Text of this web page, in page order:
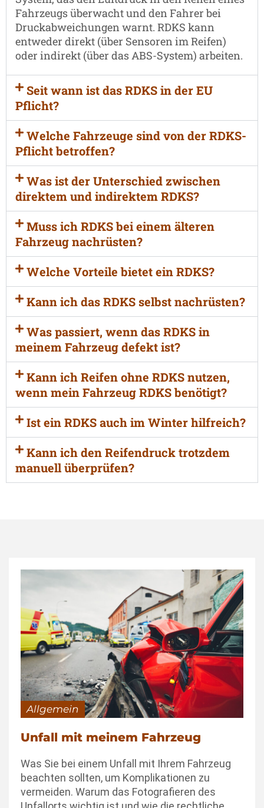
Fahrzeugs überwacht und den Fahrer bei
Druckabweichungen warnt. RDKS kann
entweder direkt (über Sensoren im Reifen)
oder indirekt (über das ABS-System) arbeiten.
Seit wann ist das RDKS in der EU
Pflicht?
Welche Fahrzeuge sind von der RDKS-
Pflicht betroffen?
Was ist der Unterschied zwischen
direktem und indirektem RDKS?
Muss ich RDKS bei einem älteren
Fahrzeug nachrüsten?
Welche Vorteile bietet ein RDKS?
Kann ich das RDKS selbst nachrüsten?
Was passiert, wenn das RDKS in
meinem Fahrzeug defekt ist?
Kann ich Reifen ohne RDKS nutzen,
wenn mein Fahrzeug RDKS benötigt?
Ist ein RDKS auch im Winter hilfreich?
Kann ich den Reifendruck trotzdem
manuell überprüfen?
Allgemein
Unfall mit meinem Fahrzeug
Was Sie bei einem Unfall mit Ihrem Fahrzeug
beachten sollten, um Komplikationen zu
vermeiden. Warum das Fotografieren des